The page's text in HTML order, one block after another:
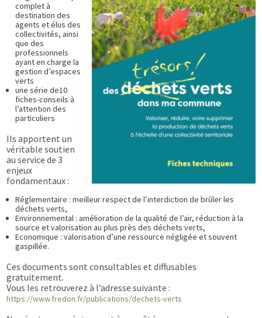
complet à
destination des
agents et élus des
collectivités, ainsi
que des
professionnels
ayant en charge la
gestion d’espaces
verts
une série de10
fiches-conseils à
l’attention des
particuliers
Ils apportent un
véritable soutien
au service de 3
enjeux
fondamentaux :
Réglementaire : meilleur respect de l’interdiction de brûler les
déchets verts,
Environnemental : amélioration de la qualité de l’air, réduction à la
source et valorisation au plus près des déchets verts,
Economique : valorisation d’une ressource négligée et souvent
gaspillée.
Ces documents sont consultables et diffusables
gratuitement.
Vous les retrouverez à l’adresse suivante :
https://www.fredon.fr/publications/dechets-verts